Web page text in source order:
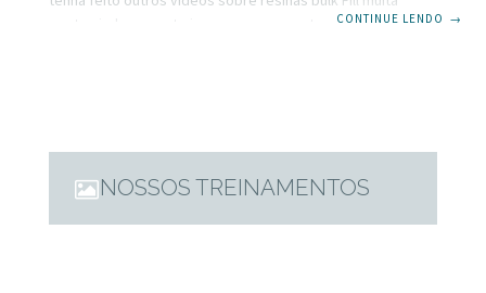
gente ainda se sente insegura e sem entender porque
CONTINUE LENDO →
NOSSOS TREINAMENTOS